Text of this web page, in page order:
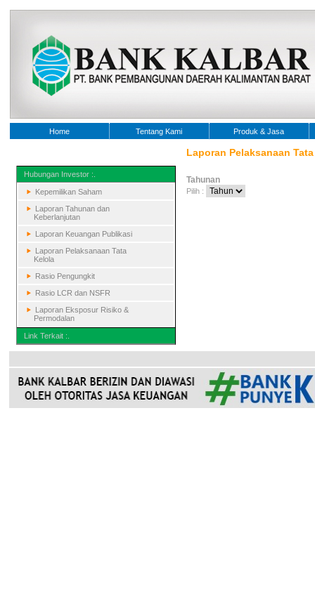
Home Tentang Kami Produk & Jasa
Hubungan Investor :.
Kepemilikan Saham
Laporan Tahunan dan
Keberlanjutan
Laporan Keuangan Publikasi
Laporan Pelaksanaan Tata
Kelola
Rasio Pengungkit
Rasio LCR dan NSFR
Laporan Eksposur Risiko &
Permodalan
Link Terkait :.
Laporan Pelaksanaan
Tahunan
Pilih :